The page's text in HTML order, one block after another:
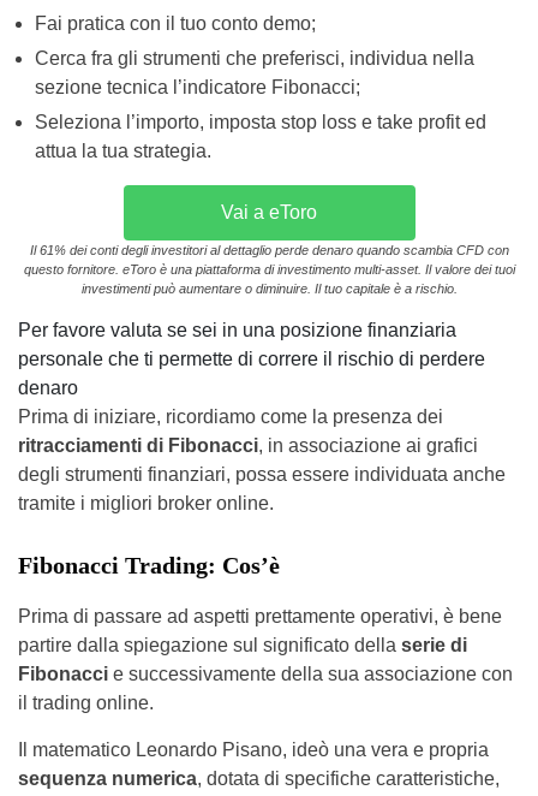
Fai pratica con il tuo conto demo;
Cerca fra gli strumenti che preferisci, individua nella
sezione tecnica l’indicatore Fibonacci;
Seleziona l’importo, imposta stop loss e take profit ed
attua la tua strategia.
Vai a eToro
Il 61% dei conti degli investitori al dettaglio perde denaro quando scambia CFD con
questo fornitore. eToro è una piattaforma di investimento multi-asset. Il valore dei tuoi
investimenti può aumentare o diminuire. Il tuo capitale è a rischio.
Per favore valuta se sei in una posizione finanziaria
personale che ti permette di correre il rischio di perdere
denaro
Prima di iniziare, ricordiamo come la presenza dei
ritracciamenti di Fibonacci, in associazione ai grafici
degli strumenti finanziari, possa essere individuata anche
tramite i migliori broker online.
Fibonacci Trading: Cos’è
Prima di passare ad aspetti prettamente operativi, è bene
partire dalla spiegazione sul significato della serie di
Fibonacci e successivamente della sua associazione con
il trading online.
Il matematico Leonardo Pisano, ideò una vera e propria
sequenza numerica, dotata di specifiche caratteristiche,